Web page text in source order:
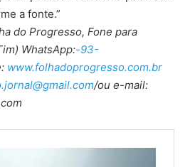
a fonte.”
do Progresso, Fone para
WhatsApp:-93-
www.folhadoprogresso.com.br
/ou e-mail: